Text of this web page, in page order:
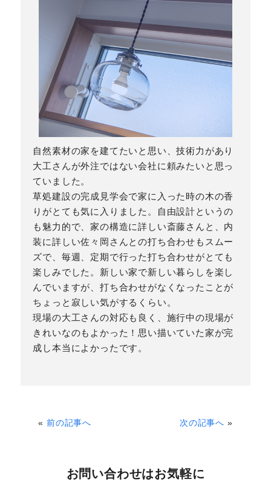
自然素材の家を建てたいと思い、技術力があり
大工さんが外注ではない会社に頼みたいと思っ
ていました。
草処建設の完成見学会で家に入った時の木の香
りがとても気に入りました。自由設計というの
も魅力的で、家の構造に詳しい斎藤さんと、内
装に詳しい佐々岡さんとの打ち合わせもスムー
ズで、毎週、定期で行った打ち合わせがとても
楽しみでした。新しい家で新しい暮らしを楽し
んでいますが、打ち合わせがなくなったことが
ちょっと寂しい気がするくらい。
現場の大工さんの対応も良く、施行中の現場が
きれいなのもよかった！思い描いていた家が完
成し本当によかったです。
«前の記事へ 次の記事へ »
お問い合わせはお気軽に